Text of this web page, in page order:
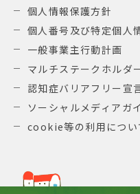
個人情報保護方針
個人番号及び特定個人
一般事業主行動計画
マルチステークホルダ
認知症バリアフリー宣
ソーシャルメディアガ
cookie等の利用につい